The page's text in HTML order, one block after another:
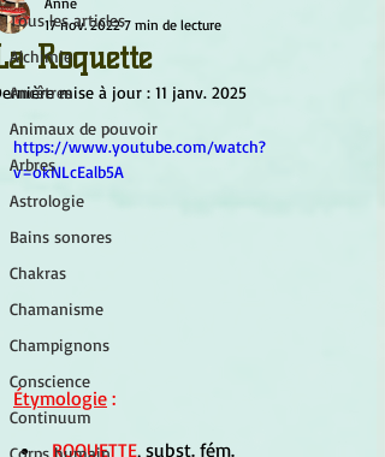
Tous les articles
Alchimie
Ancêtres
Animaux de pouvoir
Arbres
Astrologie
Bains sonores
Chakras
Chamanisme
Champignons
Conscience
Continuum
Corps humain
Roquette
17 nov. 2022 7 min de lecture
mise à jour : 11 janv. 2025
https://www.youtube.com/watch?
v=okNLcEalb5A
Étymologie :
ROQUETTE, subst. fém.